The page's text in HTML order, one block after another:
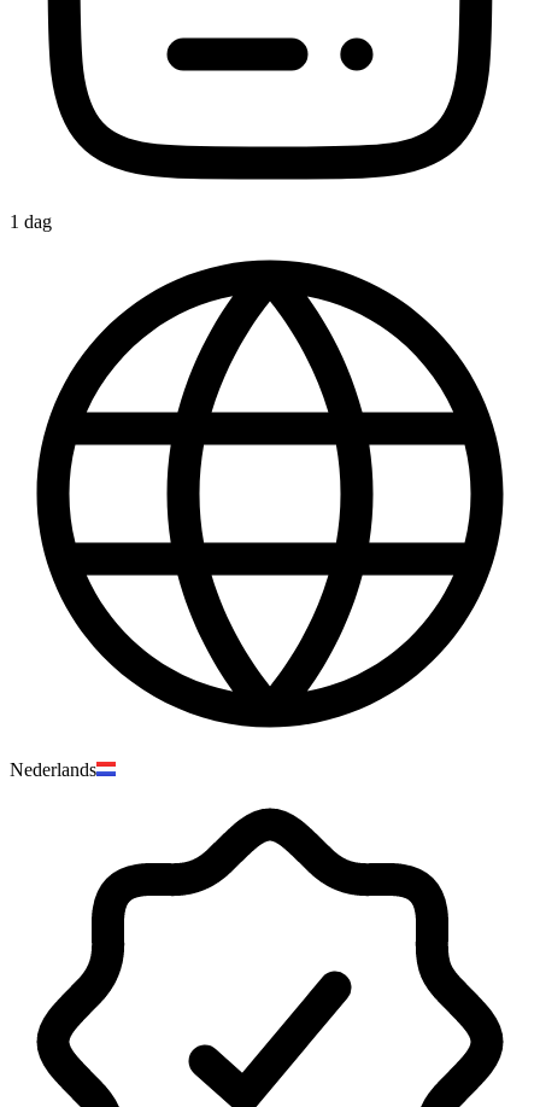
1 dag
Nederlands